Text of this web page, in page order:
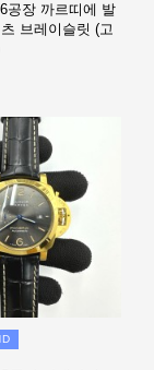
공장 까르띠에 발
브레이슬릿 (고